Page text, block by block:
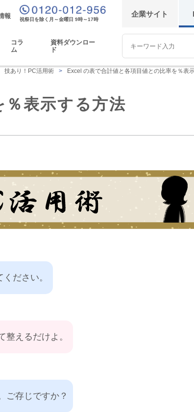
報
祝祭日を除く月～金曜日 9時～17時
コラ
ム
資料ダウンロー
ド
企業サイト
Conduct
a
search
技あり！PC活用術 > Excel の表で合計値と各項目値との比率を％表
表示する方法
ださい。
えるだけよ。
ご存じですか？